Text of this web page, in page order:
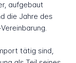
aufgebaut
die Jahre des
tätig sind,